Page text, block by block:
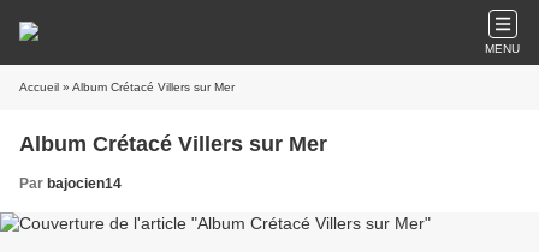
MENU
Accueil » Album Crétacé Villers sur Mer
Album Crétacé Villers sur Mer
Par bajocien14